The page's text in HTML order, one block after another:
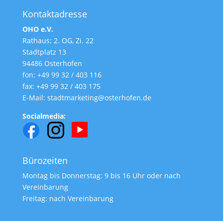
Kontaktadresse
OHO e.V.
Rathaus: 2. OG, Zi. 22
Stadtplatz 13
94486 Osterhofen
fon: +49 99 32 / 403 116
fax: +49 99 32 / 403 175
E-Mail: stadtmarketing@osterhofen.de
Socialmedia:
Bürozeiten
Montag bis Donnerstag: 9 bis 16 Uhr oder nach
Vereinbarung
Freitag: nach Vereinbarung